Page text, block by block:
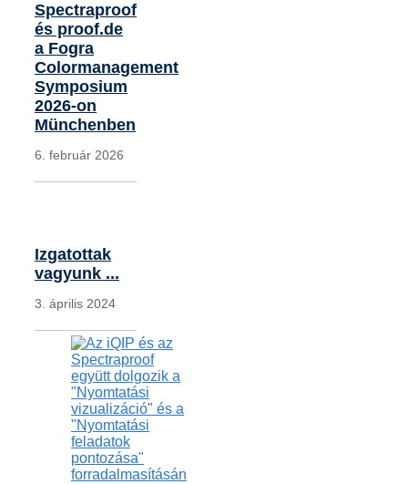
Spectraproof
és proof.de
a Fogra
Colormanagement
Symposium
2026-on
Münchenben
6. február 2026
Izgatottak
vagyunk ...
3. április 2024